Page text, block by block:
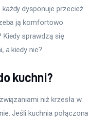
dysponuje przecież
ją komfortowo
sprawdzą się
a kiedy nie?
kuchni?
niż krzesła w
Jeśli kuchnia połączona